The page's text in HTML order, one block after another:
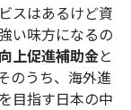
スはあるけど資
い味方になるの
上促進補助金と
のうち、海外進
目指す日本の中